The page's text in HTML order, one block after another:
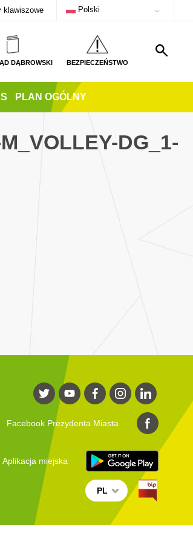
klawiszowe Polski
DĄBROWSKI BEZPIECZEŃSTWO
PLAN OGÓLNY
DG_1-
Facebook Prezydenta Miasta
Aplikacja miejska
PL